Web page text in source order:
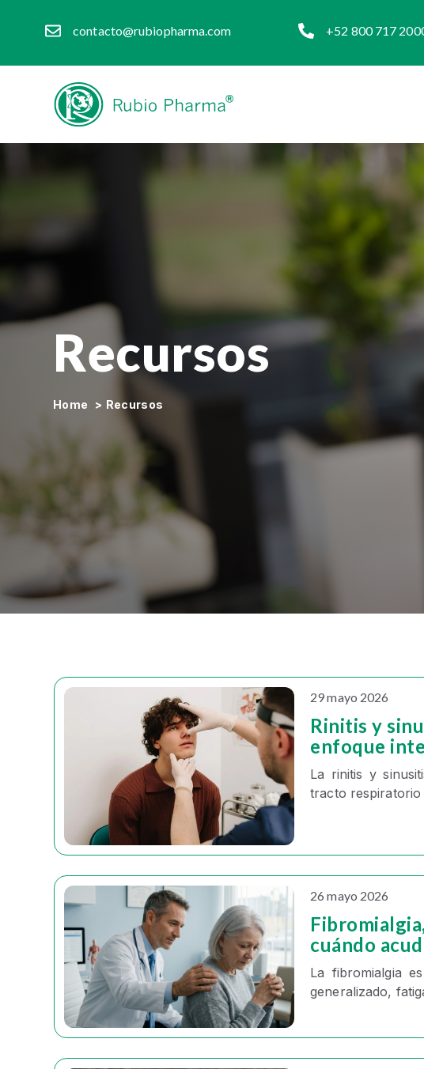
contacto@rubiopharma.com +52 800 717
Recursos
Home > Recursos
29 mayo 2026
Rinitis y
enfoque
La rinitis y
tracto respiratorio
26 mayo 2026
cuándo
La fibromialgia
generalizado,